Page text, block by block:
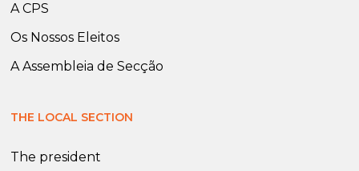
A CPS
Os Nossos Eleitos
A Assembleia de Secção
THE LOCAL SECTION
The president